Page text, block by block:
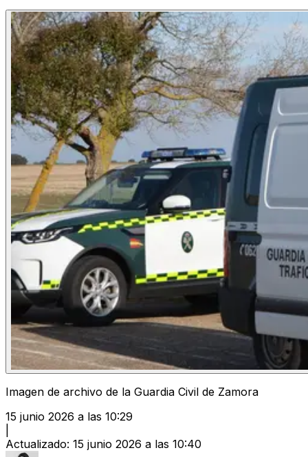
Imagen de archivo de la Guardia Civil de Zamora
15 junio 2026 a las 10:29
Actualizado: 15 junio 2026 a las 10:40